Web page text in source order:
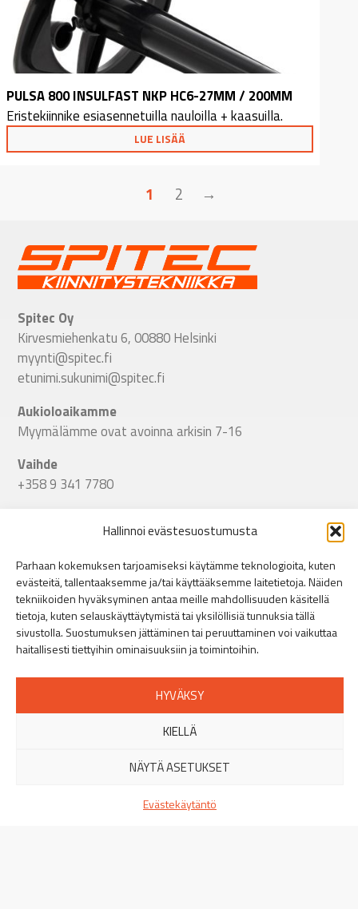
Hallinnoi evästesuostumusta
Parhaan kokemuksen tarjoamiseksi käytämme teknologioita, kuten
evästeitä, tallentaaksemme ja/tai käyttääksemme laitetietoja. Näiden
tekniikoiden hyväksyminen antaa meille mahdollisuuden käsitellä
tietoja, kuten selauskäyttäytymistä tai yksilöllisiä tunnuksia tällä
sivustolla. Suostumuksen jättäminen tai peruuttaminen voi vaikuttaa
haitallisesti tiettyihin ominaisuuksiin ja toimintoihin.
HYVÄKSY
KIELLÄ
NÄYTÄ ASETUKSET
Evästekäytäntö
PULSA 800 INSULFAST NKP HC6-27MM / 200MM
Eristekiinnike esiasennetuilla nauloilla + kaasuilla.
LUE LISÄÄ
1 2 →
Spitec Oy
Kirvesmiehenkatu 6, 00880 Helsinki
myynti@spitec.fi
etunimi.sukunimi@spitec.fi
Aukioloaikamme
Myymälämme ovat avoinna arkisin 7-16
Vaihde
+358 9 341 7780
Linkki Spitecin Instagramiin Linkki Spitecin Facebookkiin LinkedIn
Helsinki
Puusepänkatu 9, 00880 Helsinki»
+358 44 401 5516
Orikedonkatu 16, 20380 Turku
Viinikankatu 51, 33800 Tampere»